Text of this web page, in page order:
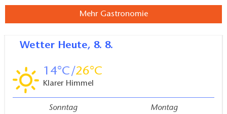
Mehr Gastronomie
Wetter Heute, 8. 8.
14 26
Klarer Himmel
Sonntag Montag